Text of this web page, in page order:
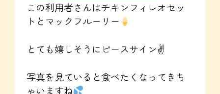
この利用者さんはチキンフィレオセッ
トとマックフルーリー
とても嬉しそうにピースサイン✌
写真を見ていると食べたくなってきち
ゃいますね